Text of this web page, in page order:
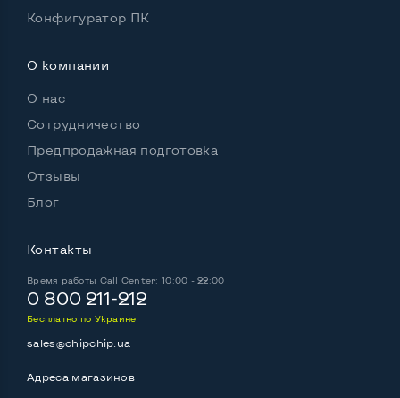
Конфигуратор ПК
О компании
О нас
Сотрудничество
Предпродажная подготовка
Отзывы
Блог
Контакты
Время работы Call Center: 10:00 - 22:00
0 800 211-212
Бесплатно по Украине
sales@chipchip.ua
Адреса магазинов